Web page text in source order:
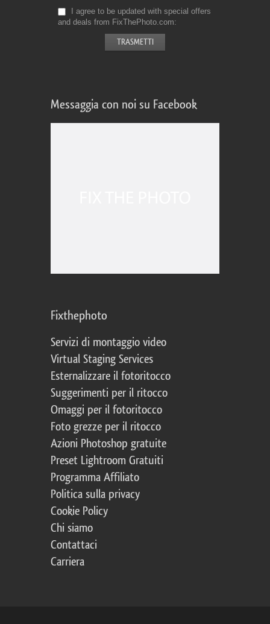
I agree to be updated with special offers
and deals from FixThePhoto.com
Messaggia con noi su Facebook
Fixthephoto
Servizi di montaggio video
Virtual Staging Services
Esternalizzare il fotoritocco
Suggerimenti per il ritocco
Omaggi per il fotoritocco
Foto grezze per il ritocco
Azioni Photoshop gratuite
Preset Lightroom Gratuiti
Programma Affiliato
Politica sulla privacy
Cookie Policy
Chi siamo
Contattaci
Carriera